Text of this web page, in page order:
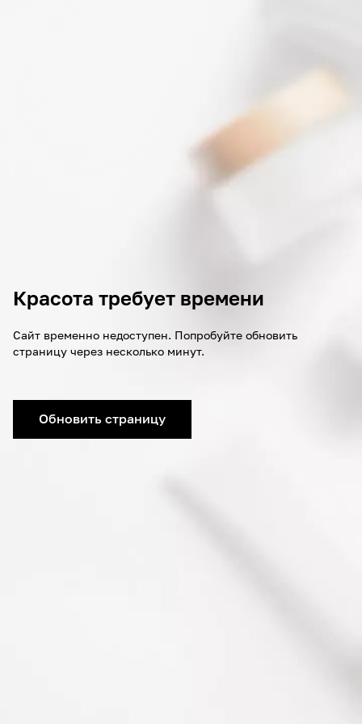
Красота требует времени
Сайт временно недоступен. Попробуйте обновить
страницу через несколько минут.
Обновить страницу